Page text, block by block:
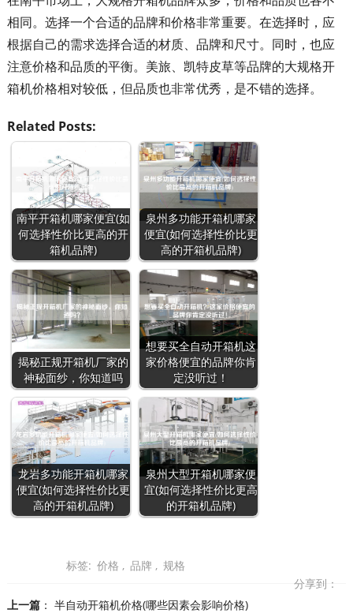
相同。选择一个合适的品牌和价格非常重要。在选择时，应
根据自己的需求选择合适的材质、品牌和尺寸。同时，也应
注意价格和品质的平衡。美旅、凯特皮草等品牌的大规格开
箱机价格相对较低，但品质也非常优秀，是不错的选择。
Related Posts:
南平开箱机哪家便宜(如
何选择性价比更高的开
箱机品牌)
泉州多功能开箱机哪家
便宜(如何选择性价比更
高的开箱机品牌)
揭秘正规开箱机厂家的
神秘面纱，你知道吗
想要买全自动开箱机这
家价格便宜的品牌你肯
定没听过！
龙岩多功能开箱机哪家
便宜(如何选择性价比更
高的开箱机品牌)
泉州大型开箱机哪家便
宜(如何选择性价比更高
的开箱机品牌)
标签: 价格 , 品牌 , 规格
分享到：
上一篇： 半自动开箱机价格(哪些因素会影响价格)